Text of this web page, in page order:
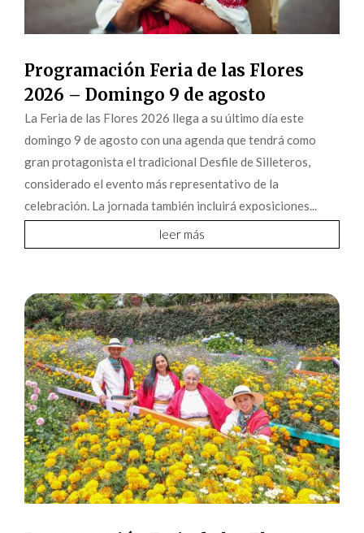
Programación Feria de las Flores
2026 – Domingo 9 de agosto
La Feria de las Flores 2026 llega a su último día este
domingo 9 de agosto con una agenda que tendrá como
gran protagonista el tradicional Desfile de Silleteros,
considerado el evento más representativo de la
celebración. La jornada también incluirá exposiciones...
leer más